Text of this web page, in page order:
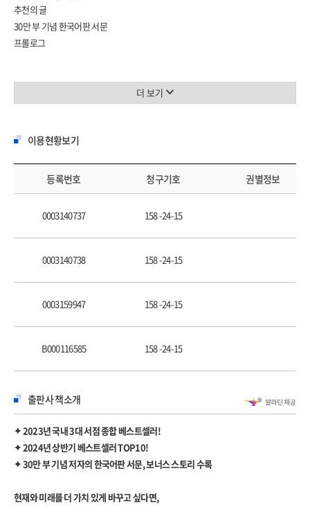
추천의 글
30만 부 기념 한국어판 서문
프롤로그
위협 1: 미래에 대한 희망이 없다면 현재는 의미를 잃는다
위협 4: 미래의 나와 단절되면 근시안적인 결정을 내리게 된다
위협 6: 경기장에 들어가지 않으면 당연히 패배다
위협 7: 성공이 실패의 기폭제가 될 때가 있다
Part2 미래의 나에 대한 진실 7가지
진실 1: 당신의 미래가 현재를 이끈다
진실 4: 미래의 나를 생생하고 자세하게 그릴수록 더 빠르게 발전한다
진실 5: 미래의 나로서 실패하는 게 현재의 성공보다 낫다
KEY POINT: 미래의 나에 대한 진실
Part3 미래의 내가 되는 7단계
1단계: 현실에 맞는 목표를 명확하게 세워라
2단계: 덜 중요한 목표들을 제거하라
3단계: 필요에서 열망으로, 열망에서 앎으로 나아가라
4단계: 원하는 것을 정확하게 요구하라
5단계: 미래의 나를 자동화하고 시스템화하라
더 보기
이용현황보기
등록번호 청구기호 권별정보
0003140737 158 -24-15
0003140738 158 -24-15
0003159947 158 -24-15
B000116585 158 -24-15
출판사 책소개
✦ 2023년 국내 3대 서점 종합 베스트셀러!
✦ 2024년 상반기 베스트셀러 TOP10!
✦ 30만 부 기념 저자의 한국어판 서문, 보너스 스토리 수록
현재와 미래를 더 가치 있게 바꾸고 싶다면,